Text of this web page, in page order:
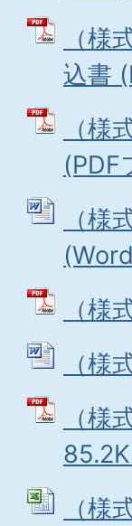
（
込書
（
(PDF
（
（
（
（
（